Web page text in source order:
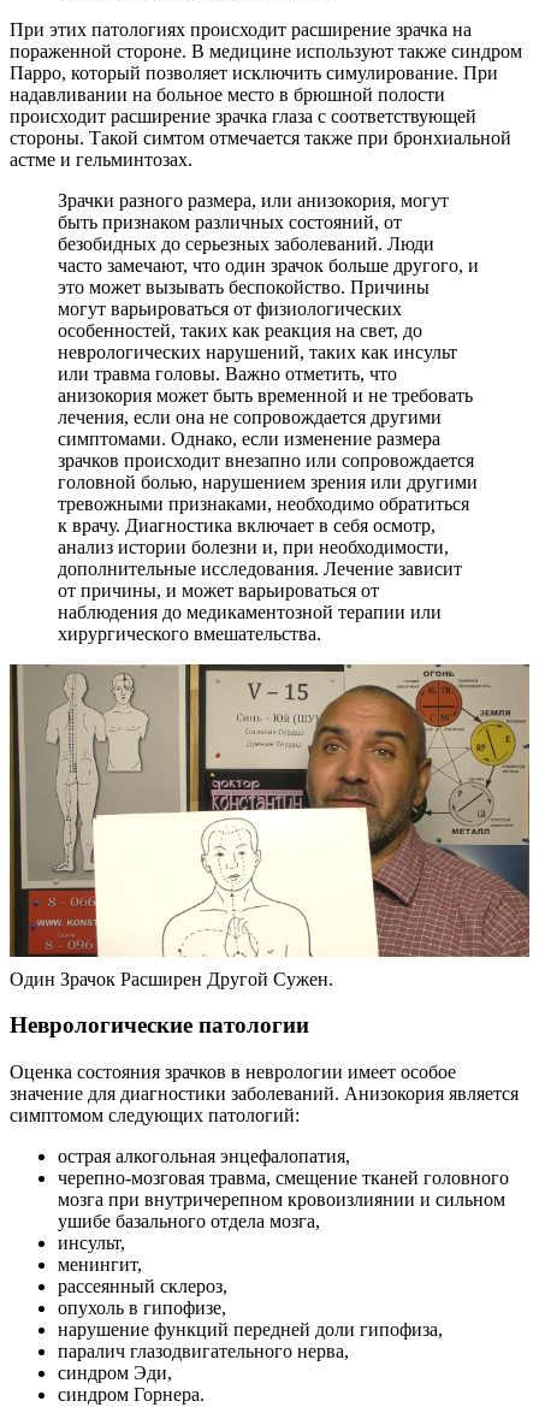
При этих патологиях происходит расширение зрачка на
пораженной стороне. В медицине используют также синдром
Парро, который позволяет исключить симулирование. При
надавливании на больное место в брюшной полости
происходит расширение зрачка глаза с соответствующей
стороны. Такой симтом отмечается также при бронхиальной
астме и гельминтозах.
Зрачки разного размера, или анизокория, могут
быть признаком различных состояний, от
безобидных до серьезных заболеваний. Люди
часто замечают, что один зрачок больше другого, и
это может вызывать беспокойство. Причины
могут варьироваться от физиологических
особенностей, таких как реакция на свет, до
неврологических нарушений, таких как инсульт
или травма головы. Важно отметить, что
анизокория может быть временной и не требовать
лечения, если она не сопровождается другими
симптомами. Однако, если изменение размера
зрачков происходит внезапно или сопровождается
головной болью, нарушением зрения или другими
тревожными признаками, необходимо обратиться
к врачу. Диагностика включает в себя осмотр,
анализ истории болезни и, при необходимости,
дополнительные исследования. Лечение зависит
от причины, и может варьироваться от
наблюдения до медикаментозной терапии или
хирургического вмешательства.
Один Зрачок Расширен Другой Сужен.
Неврологические патологии
Оценка состояния зрачков в неврологии имеет особое
значение для диагностики заболеваний. Анизокория является
симптомом следующих патологий:
острая алкогольная энцефалопатия,
черепно-мозговая травма, смещение тканей головного
мозга при внутричерепном кровоизлиянии и сильном
ушибе базального отдела мозга,
инсульт,
менингит,
рассеянный склероз,
опухоль в гипофизе,
нарушение функций передней доли гипофиза,
паралич глазодвигательного нерва,
синдром Эди,
синдром Горнера.